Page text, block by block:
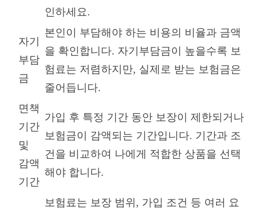
인하세요.
자기
부담
금
본인이 부담해야 하는 비용의 비율과 금액
을 확인합니다. 자기부담금이 높을수록 보
험료는 저렴하지만, 실제로 받는 보험금은
줄어듭니다.
면책
기간
및
감액
기간
가입 후 특정 기간 동안 보장이 제한되거나
보험금이 감액되는 기간입니다. 기간과 조
건을 비교하여 나에게 적합한 상품을 선택
해야 합니다.
보험료는 보장 범위, 가입 조건 등 여러 요